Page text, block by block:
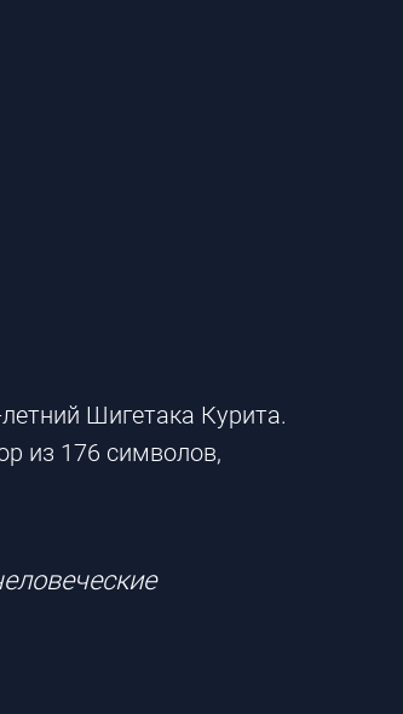
Шигетака Курита.
из 176 символов,